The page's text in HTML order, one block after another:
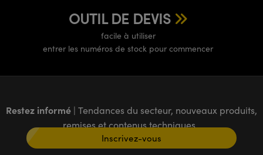
OUTIL DE DEVIS
facile à utiliser
entrer les numéros de stock pour commencer
Restez informé | Tendances du secteur, nouveaux produits,
remises et contenus techniques
Inscrivez-vous